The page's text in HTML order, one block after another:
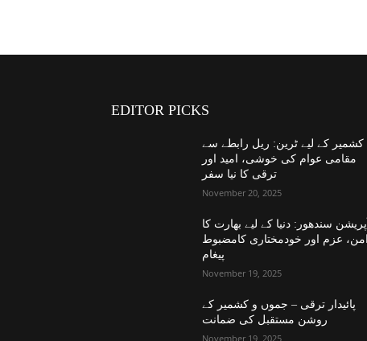
EDITOR PICKS
کشمیر کے لیے ٹرین: ریل رابطے سے
مقامی عوام کی خوشی، امید اور
ترقی کا نیا سفر
November 20, 2025
آپریشن سندھور: دنیا کے لیے بھارت کا
امن، عزم اور خودمختاری کامضبوط
پیغام
November 19, 2025
پائیدار ترقی – جموں و کشمیر کے
روشن مستقبل کی ضمانت
November 19, 2025